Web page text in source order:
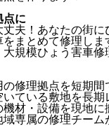
点に
夫！あなたの街に
まとめて修理しま
大規模ひょう害車
修理拠点を短期間
ている敷地を長期
材・設備を現地に
専属の修理チーム